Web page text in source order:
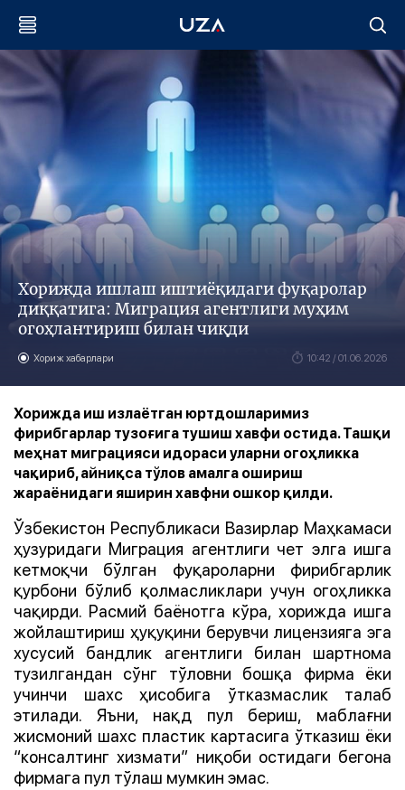
Хорижда ишлаш иштиёқидаги фуқаролар
диққатига: Миграция агентлиги муҳим
огоҳлантириш билан чиқди
Хориж хабарлари 10:42 / 01.06.2026
Хорижда иш излаётган юртдошларимиз
фирибгарлар тузоғига тушиш хавфи остида. Ташқи
меҳнат миграцияси идораси уларни огоҳликка
чақириб, айниқса тўлов амалга ошириш
жараёнидаги яширин хавфни ошкор қилди.
Ўзбекистон Республикаси Вазирлар Маҳкамаси
ҳузуридаги Миграция агентлиги чет элга ишга
кетмоқчи бўлган фуқароларни фирибгарлик
қурбони бўлиб қолмасликлари учун огоҳликка
чақирди. Расмий баёнотга кўра, хорижда ишга
жойлаштириш ҳуқуқини берувчи лицензияга эга
хусусий бандлик агентлиги билан шартнома
тузилгандан сўнг тўловни бошқа фирма ёки
учинчи шахс ҳисобига ўтказмаслик талаб
этилади. Яъни, нақд пул бериш, маблағни
жисмоний шахс пластик картасига ўтказиш ёки
“консалтинг хизмати” ниқоби остидаги бегона
фирмага пул тўлаш мумкин эмас.